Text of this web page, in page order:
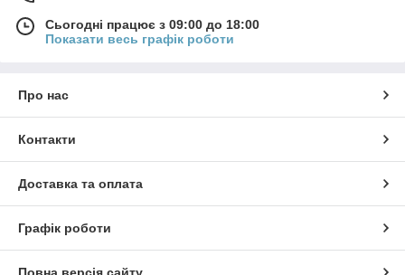
Сьогодні працює з 09:00 до 18:00
Показати весь графік роботи
Про нас
Контакти
Доставка та оплата
Графік роботи
Повна версія сайту